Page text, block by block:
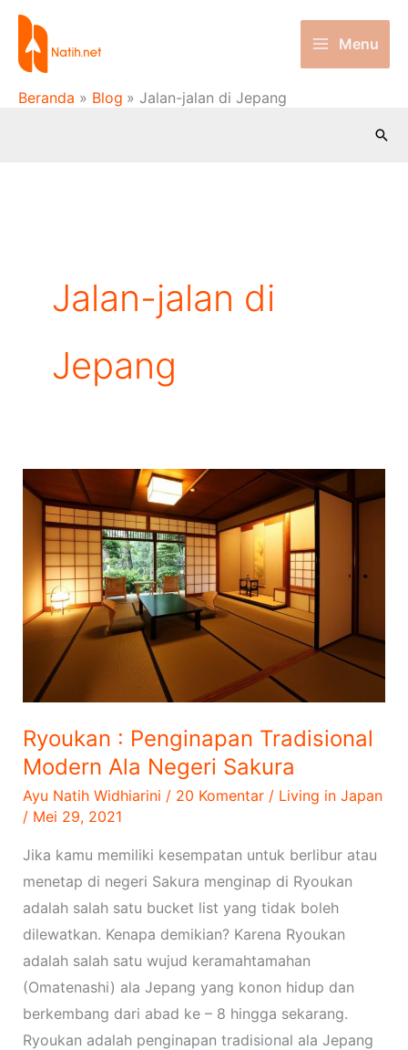
Lewati
konten
Menu
Beranda Blog Jalan-jalan di Jepang
Cari
Jalan-jalan di
Jepang
Ryoukan : Penginapan Tradisional
Modern Ala Negeri Sakura
Ayu Natih Widhiarini / 20 Komentar / Living in Japan
/ Mei 29, 2021
Jika kamu memiliki kesempatan untuk berlibur atau
menetap di negeri Sakura menginap di Ryoukan
adalah salah satu bucket list yang tidak boleh
dilewatkan. Kenapa demikian? Karena Ryoukan
adalah salah satu wujud keramahtamahan
(Omatenashi) ala Jepang yang konon hidup dan
berkembang dari abad ke – 8 hingga sekarang.
Ryoukan adalah penginapan tradisional ala Jepang
Ryoukan
Penginapan
Tradisional
Modern
Ala
Negeri
Sakura